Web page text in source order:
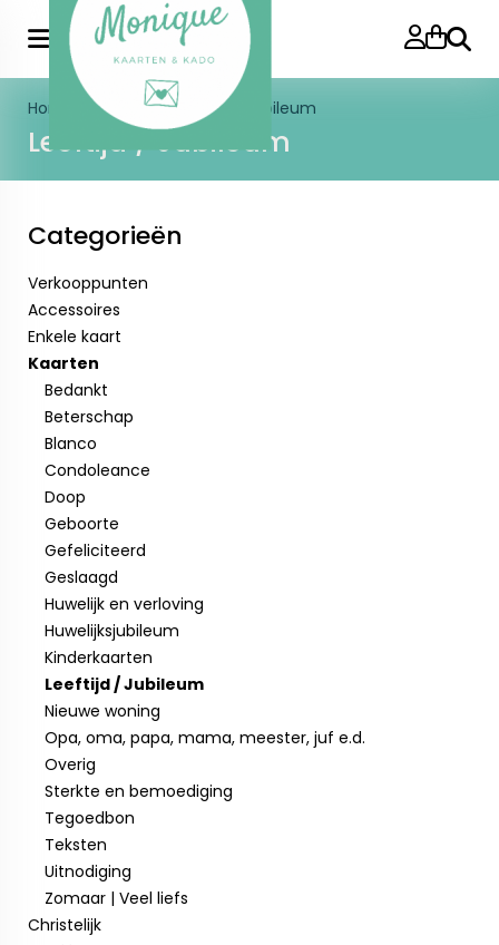
Home Kaarten>Leeftijd / Jubileum
Leeftijd / Jubileum
Categorieën
Verkooppunten
Accessoires
Enkele kaart
Kaarten
Bedankt
Beterschap
Blanco
Condoleance
Doop
Geboorte
Gefeliciteerd
Geslaagd
Huwelijk en verloving
Huwelijksjubileum
Kinderkaarten
Leeftijd / Jubileum
Nieuwe woning
Opa, oma, papa, mama, meester, juf e.d.
Overig
Sterkte en bemoediging
Tegoedbon
Teksten
Uitnodiging
Zomaar | Veel liefs
Christelijk